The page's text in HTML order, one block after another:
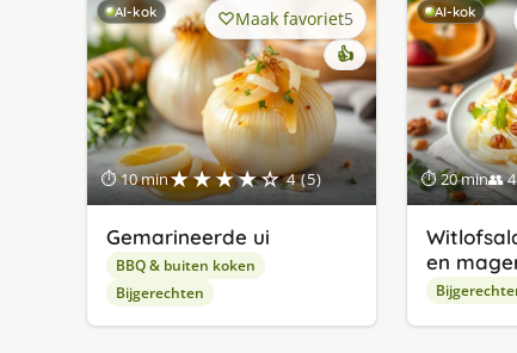
AI-kok
⏱ 10 min★★★★☆ 4 (5)
Maak favoriet5
👍
Gemarineerde ui
BBQ & buiten koken
Bijgerechten
AI-kok
⏱ 20 min👥 4
en